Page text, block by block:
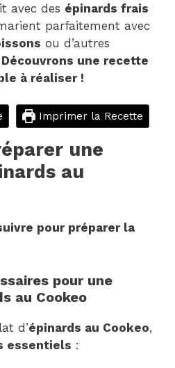
avec des épinards frais
parfaitement avec
ou d’autres
Découvrons une recette
à réaliser !
Imprimer la Recette
une
au
pour préparer la
pour une
au Cookeo
d’épinards au Cookeo,
essentiels :